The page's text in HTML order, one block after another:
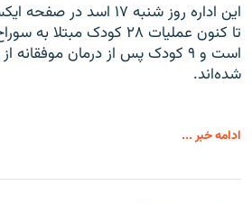
این اداره روز شنبه ۱۷
تا کنون عملیات ۲۸ کودک
است و ۹ کودک پس از درمان
شده‌اند.
ادامه خبر ...